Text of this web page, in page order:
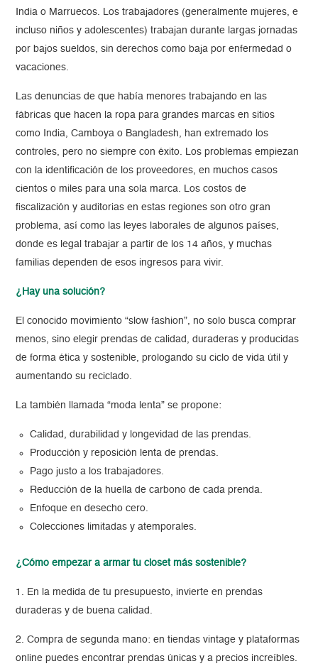
India o Marruecos. Los trabajadores (generalmente mujeres, e
incluso niños y adolescentes) trabajan durante largas jornadas
por bajos sueldos, sin derechos como baja por enfermedad o
vacaciones.
Las denuncias de que había menores trabajando en las
fábricas que hacen la ropa para grandes marcas en sitios
como India, Camboya o Bangladesh, han extremado los
controles, pero no siempre con éxito. Los problemas empiezan
con la identificación de los proveedores, en muchos casos
cientos o miles para una sola marca. Los costos de
fiscalización y auditorias en estas regiones son otro gran
problema, así como las leyes laborales de algunos países,
donde es legal trabajar a partir de los 14 años, y muchas
familias dependen de esos ingresos para vivir.
¿Hay una solución?
El conocido movimiento “slow fashion”, no solo busca comprar
menos, sino elegir prendas de calidad, duraderas y producidas
de forma ética y sostenible, prologando su ciclo de vida útil y
aumentando su reciclado.
La también llamada “moda lenta” se propone:
Calidad, durabilidad y longevidad de las prendas.
Producción y reposición lenta de prendas.
Pago justo a los trabajadores.
Reducción de la huella de carbono de cada prenda.
Enfoque en desecho cero.
Colecciones limitadas y atemporales.
¿Cómo empezar a armar tu closet más sostenible?
1. En la medida de tu presupuesto, invierte en prendas
duraderas y de buena calidad.
2. Compra de segunda mano: en tiendas vintage y plataformas
online puedes encontrar prendas únicas y a precios increíbles.